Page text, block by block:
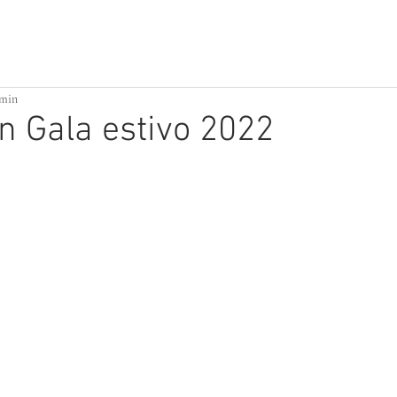
Gala estivo 2022